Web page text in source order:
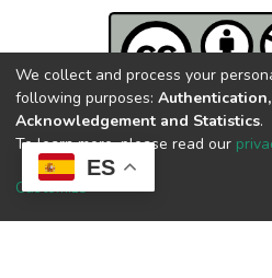
ES
2025 | UNIVERSIDAD
nº 1227 | CP 1900 - La
We collect and process your
following purposes:
Acknowledgement and Statistics.
To learn more, please read our
Customize